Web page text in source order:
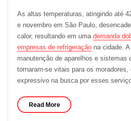
As altas temperaturas, atingindo até
e novembro em São Paulo,
calor, resultando em uma demanda
empresas de refrigeraçãona cidade. A
manutenção de aparelhos e sistemas
tornaram-se vitais para os moradores,
expressivo na busca por esses
Read More